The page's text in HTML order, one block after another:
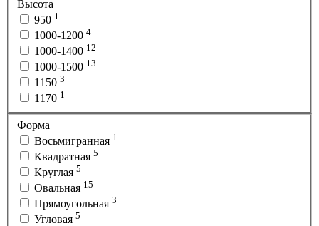
Высота
950 1
1000-1200 4
1000-1400 12
1000-1500 13
1150 3
1170 1
Форма
Восьмигранная 1
Квадратная 5
Круглая 5
Овальная 15
Прямоугольная 3
Угловая 5